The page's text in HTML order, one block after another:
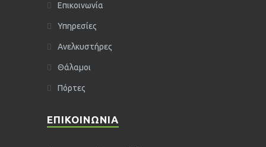
Επικοινωνία
Υπηρεσίες
Ανελκυστήρες
Θάλαμοι
Πόρτες
ΕΠΙΚΟΙΝΩΝΙΑ